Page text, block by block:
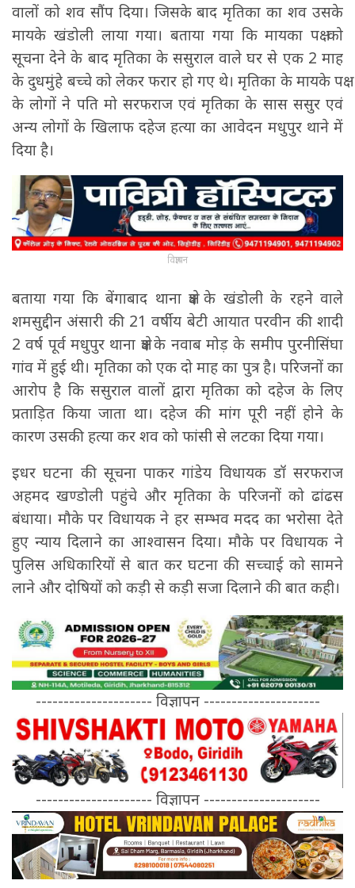
वालों को शव सौंप दिया। जिसके बाद मृतिका का शव उसके
मायके खंडोली लाया गया। बताया गया कि मायका पक्ष को
सूचना देने के बाद मृतिका के ससुराल वाले घर से एक 2 माह
के दुधमुंहे बच्चे को लेकर फरार हो गए थे। मृतिका के मायके पक्ष
के लोगों ने पति मो सरफराज एवं मृतिका के सास ससुर एवं
अन्य लोगों के खिलाफ दहेज हत्या का आवेदन मधुपुर थाने में
दिया है।
विज्ञापन
बताया गया कि बेंगाबाद थाना क्षेत्र के खंडोली के रहने वाले
शमसुद्दीन अंसारी की 21 वर्षीय बेटी आयात परवीन की शादी
2 वर्ष पूर्व मधुपुर थाना क्षेत्र के नवाब मोड़ के समीप पुरनीसिंघा
गांव में हुई थी। मृतिका को एक दो माह का पुत्र है। परिजनों का
आरोप है कि ससुराल वालों द्वारा मृतिका को दहेज के लिए
प्रताड़ित किया जाता था। दहेज की मांग पूरी नहीं होने के
कारण उसकी हत्या कर शव को फांसी से लटका दिया गया।
इधर घटना की सूचना पाकर गांडेय विधायक डॉ सरफराज
अहमद खण्डोली पहुंचे और मृतिका के परिजनों को ढांढस
बंधाया। मौके पर विधायक ने हर सम्भव मदद का भरोसा देते
हुए न्याय दिलाने का आश्वासन दिया। मौके पर विधायक ने
पुलिस अधिकारियों से बात कर घटना की सच्चाई को सामने
लाने और दोषियों को कड़ी से कड़ी सजा दिलाने की बात कही।
--------------------- विज्ञापन ---------------------
--------------------- विज्ञापन ---------------------